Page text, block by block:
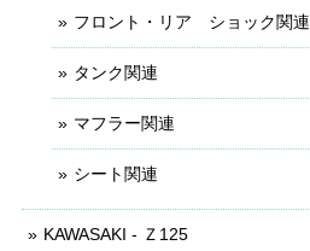
フロント・リア ショック関連
タンク関連
マフラー関連
シート関連
KAWASAKI - Ｚ125